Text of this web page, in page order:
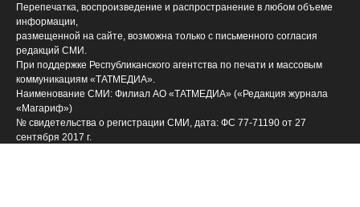
Перепечатка, воспроизведение и распространение в любом объеме
информации,
размещенной на сайте, возможна только с письменного согласия
редакций СМИ.
При поддержке Республиканского агентства по печати и массовым
коммуникациям «ТАТМЕДИА».
Наименование СМИ: Филиал АО «ТАТМЕДИА» («Редакция журнала
«Магариф»)
№ свидетельства о регистрации СМИ, дата: ФС 77-71190 от 27
сентября 2017 г.